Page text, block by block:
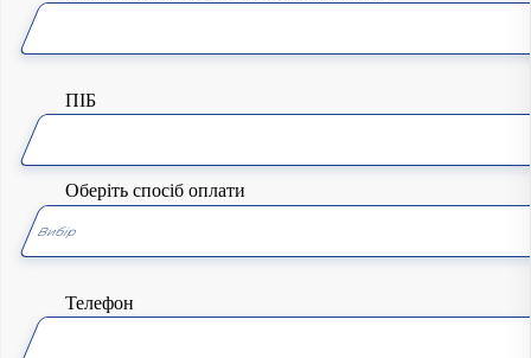
ПІБ
Оберіть спосіб оплати
Телефон